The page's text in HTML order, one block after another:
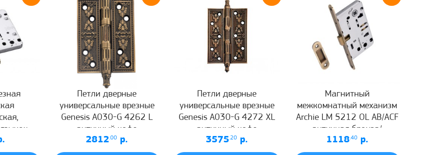
AB/ACF
Петли дверные
универсальные врезные
Genesis A030-G 4262 L
античный кофе
2812.00 р.
Петли дверные
универсальные врезные
Genesis A030-G 4272 XL
античный кофе
3575.20 р.
Магнитный
межкомнатный механизм
Archie LM 5212 OL AB/ACF
античная бронза/
античный кофе
1118.40р.